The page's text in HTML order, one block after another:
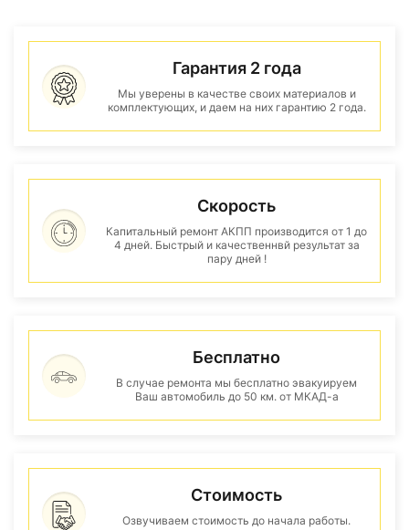
Гарантия 2 года
Мы уверены в качестве своих материалов и
комплектующих, и даем на них гарантию 2 года.
Скорость
Капитальный ремонт АКПП производится от 1 до
4 дней. Быстрый и качественнвй результат за
пару дней !
Бесплатно
В случае ремонта мы бесплатно эвакуируем
Ваш автомобиль до 50 км. от МКАД-а
Стоимость
Озвучиваем стоимость до начала работы.